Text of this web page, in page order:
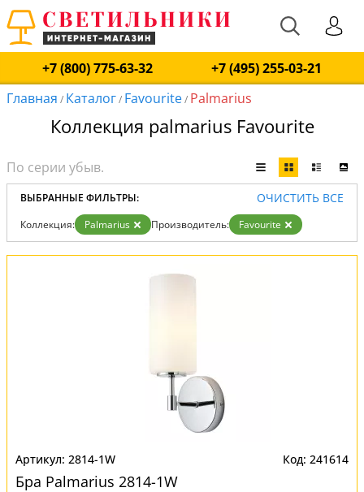
+7 (800) 775-63-32
+7 (495) 255-03-21
Главная / Каталог/ Favourite/ Palmarius
Коллекция palmarius Favourite
ВЫБРАННЫЕ ФИЛЬТРЫ: ОЧИСТИТЬ ВСЕ
Коллекция: Palmarius Производитель: Favourite
2814-1W 241614
Бра Palmarius 2814-1W